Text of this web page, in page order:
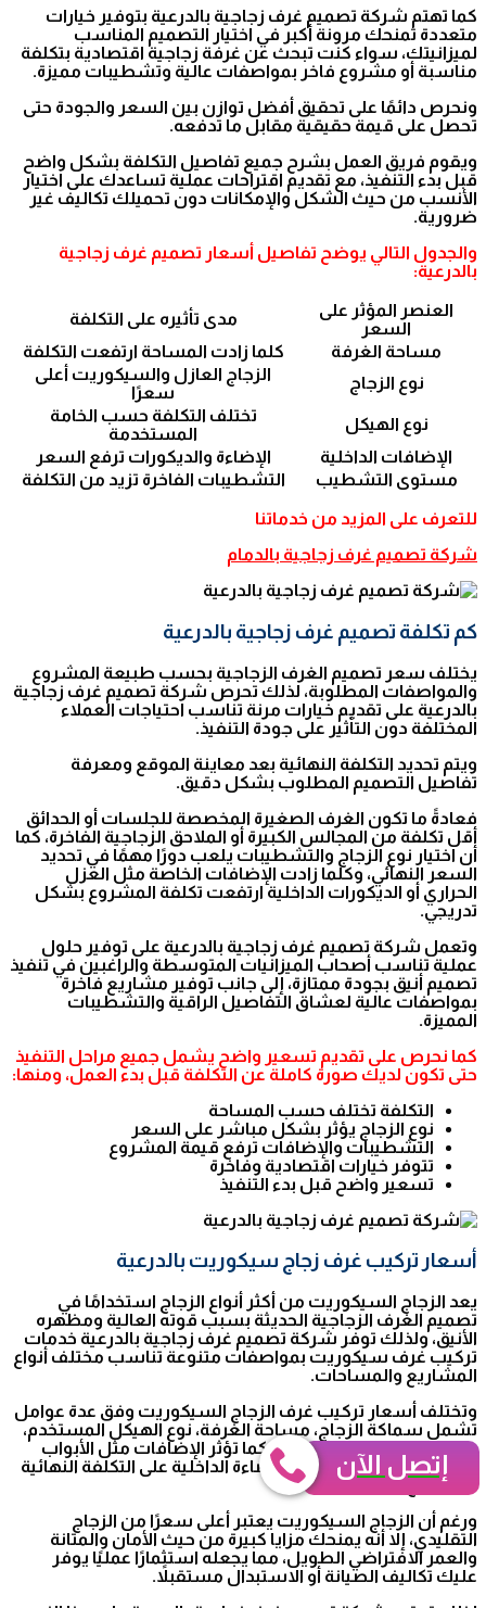
كما تهتم شركة تصميم غرف زجاجية بالدرعية بتوفير خيارات
متعددة تمنحك مرونة أكبر في اختيار التصميم المناسب
لميزانيتك، سواء كنت تبحث عن غرفة زجاجية اقتصادية بتكلفة
مناسبة أو مشروع فاخر بمواصفات عالية وتشطيبات مميزة.
ونحرص دائمًا على تحقيق أفضل توازن بين السعر والجودة حتى
تحصل على قيمة حقيقية مقابل ما تدفعه.
ويقوم فريق العمل بشرح جميع تفاصيل التكلفة بشكل واضح
قبل بدء التنفيذ، مع تقديم اقتراحات عملية تساعدك على اختيار
الأنسب من حيث الشكل والإمكانات دون تحميلك تكاليف غير
ضرورية.
والجدول التالي يوضح تفاصيل أسعار تصميم غرف زجاجية
بالدرعية:
العنصر المؤثر على
السعر
مدى تأثيره على التكلفة
مساحة الغرفة
كلما زادت المساحة ارتفعت التكلفة
نوع الزجاج
الزجاج العازل والسيكوريت أعلى
سعرًا
نوع الهيكل
تختلف التكلفة حسب الخامة
المستخدمة
الإضافات الداخلية
الإضاءة والديكورات ترفع السعر
مستوى التشطيب
التشطيبات الفاخرة تزيد من التكلفة
للتعرف على المزيد من خدماتنا
شركة تصميم غرف زجاجية بالدمام
كم تكلفة تصميم غرف زجاجية بالدرعية
يختلف سعر تصميم الغرف الزجاجية بحسب طبيعة المشروع
والمواصفات المطلوبة، لذلك تحرص شركة تصميم غرف زجاجية
بالدرعية على تقديم خيارات مرنة تناسب احتياجات العملاء
المختلفة دون التأثير على جودة التنفيذ.
ويتم تحديد التكلفة النهائية بعد معاينة الموقع ومعرفة
تفاصيل التصميم المطلوب بشكل دقيق.
فعادةً ما تكون الغرف الصغيرة المخصصة للجلسات أو الحدائق
أقل تكلفة من المجالس الكبيرة أو الملاحق الزجاجية الفاخرة، كما
أن اختيار نوع الزجاج والتشطيبات يلعب دورًا مهمًا في تحديد
السعر النهائي، وكلما زادت الإضافات الخاصة مثل العزل
الحراري أو الديكورات الداخلية ارتفعت تكلفة المشروع بشكل
تدريجي.
وتعمل شركة تصميم غرف زجاجية بالدرعية على توفير حلول
عملية تناسب أصحاب الميزانيات المتوسطة والراغبين في تنفيذ
تصميم أنيق بجودة ممتازة، إلى جانب توفير مشاريع فاخرة
بمواصفات عالية لعشاق التفاصيل الراقية والتشطيبات
المميزة.
كما نحرص على تقديم تسعير واضح يشمل جميع مراحل التنفيذ
حتى تكون لديك صورة كاملة عن التكلفة قبل بدء العمل، ومنها:
التكلفة تختلف حسب المساحة
نوع الزجاج يؤثر بشكل مباشر على السعر
التشطيبات والإضافات ترفع قيمة المشروع
تتوفر خيارات اقتصادية وفاخرة
تسعير واضح قبل بدء التنفيذ
أسعار تركيب غرف زجاج سيكوريت بالدرعية
يعد الزجاج السيكوريت من أكثر أنواع الزجاج استخدامًا في
تصميم الغرف الزجاجية الحديثة بسبب قوته العالية ومظهره
الأنيق، ولذلك توفر شركة تصميم غرف زجاجية بالدرعية خدمات
تركيب غرف سيكوريت بمواصفات متنوعة تناسب مختلف أنواع
المشاريع والمساحات.
وتختلف أسعار تركيب غرف الزجاج السيكوريت وفق عدة عوامل
تشمل سماكة الزجاج، مساحة الغرفة، نوع الهيكل المستخدم،
وطبيعة التصميم المطلوب. كما تؤثر الإضافات مثل الأبواب
السحابة والعزل الحراري والإضاءة الداخلية على التكلفة النهائية
للمشروع.
ورغم أن الزجاج السيكوريت يعتبر أعلى سعرًا من الزجاج
التقليدي، إلا أنه يمنحك مزايا كبيرة من حيث الأمان والمتانة
والعمر الافتراضي الطويل، مما يجعله استثمارًا عمليًا يوفر
عليك تكاليف الصيانة أو الاستبدال مستقبلاً.
إتصل الآن